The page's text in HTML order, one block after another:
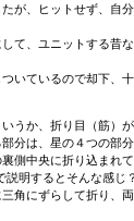
が、ヒットせず、自
て、ユニットする昔
いているので却下、
うか、折り目（筋）が
分は、星の４つの部分
側中央に折り込まれて
明するとそんな感じ
角にずらして折り、